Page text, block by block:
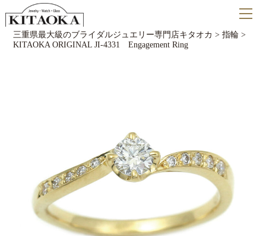
三重県最大級のブライダルジュエリー専門店キタオカ >指輪 >
KITAOKA ORIGINAL JI-4331 Engagement Ring